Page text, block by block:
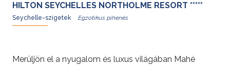
HILTON SEYCHELLES NORTHOLME RESORT *****
Seychelle-szigetek
Merüljön el a nyugalom és luxus világában Mahé